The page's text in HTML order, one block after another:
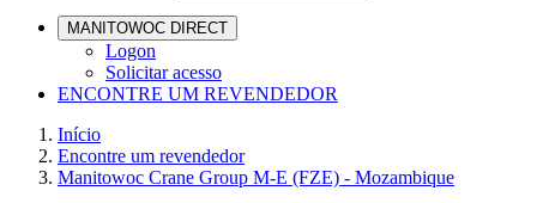
MANITOWOC DIRECT
Logon
Solicitar acesso
ENCONTRE UM REVENDEDOR
Início
Encontre um revendedor
Manitowoc Crane Group M-E (FZE) - Mozambique